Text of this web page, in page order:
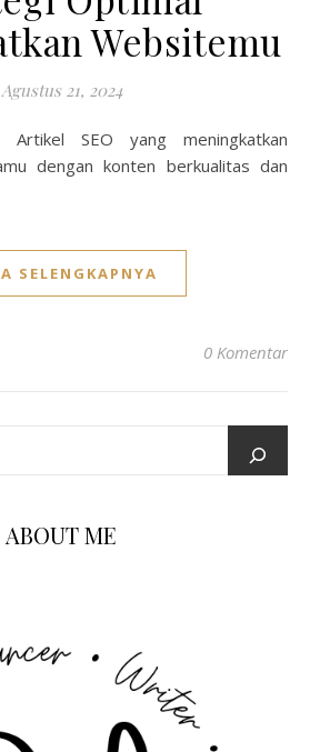
Websitemu
Agustus 21, 2024
dengan konten berkualitas dan
SELENGKAPNYA
0 Komentar
ABOUT ME